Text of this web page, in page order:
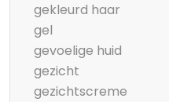
gekleurd haar
gel
gevoelige huid
gezicht
gezichtscreme